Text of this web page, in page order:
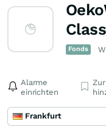
Fonds
Alarme
einrichten
Frankfurt